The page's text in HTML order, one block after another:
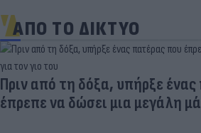
ΑΠΟ ΤΟ ΔΙΚΤΥΟ
Πριν από τη δόξα, υπήρξε
έπρεπε να δώσει μια μεγάλη